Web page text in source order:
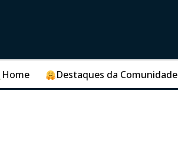
Home Destaques da Comunidade